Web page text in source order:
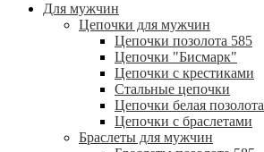
Для мужчин
Цепочки для мужчин
Цепочки позолота 585
Цепочки "Бисмарк"
Цепочки с крестиками
Стальные цепочки
Цепочки белая позолота
Цепочки с браслетами
Браслеты для мужчин